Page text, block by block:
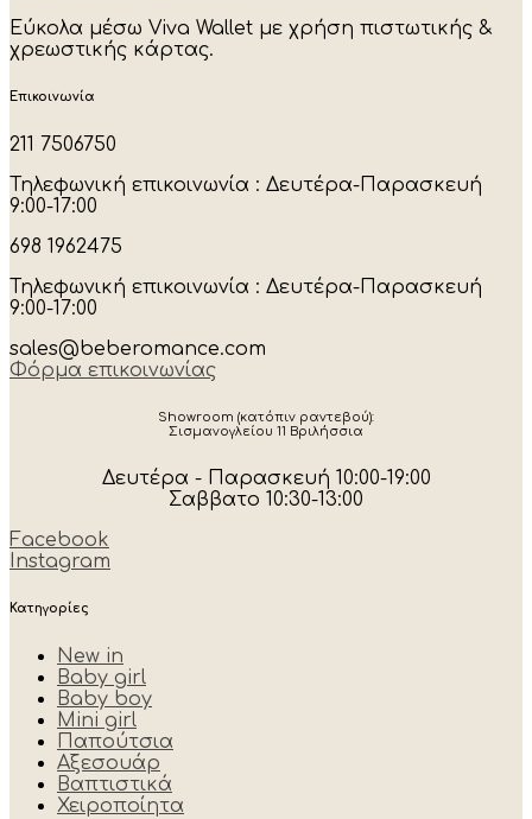
Εύκολα μέσω Viva Wallet με χρήση πιστωτικής &
χρεωστικής κάρτας.
Επικοινωνία
211 7506750
Τηλεφωνική επικοινωνία : Δευτέρα-Παρασκευή
9:00-17:00
698 1962475
Τηλεφωνική επικοινωνία : Δευτέρα-Παρασκευή
9:00-17:00
sales@beberomance.com
Φόρμα επικοινωνίας
Showroom (κατόπιν ραντεβού):
Σισμανογλείου 11 Βριλήσσια
Δευτέρα - Παρασκευή 10:00-19:00
Σαββατο 10:30-13:00
Facebook
Instagram
Κατηγορίες
New in
Baby girl
Baby boy
Mini girl
Παπούτσια
Αξεσουάρ
Βαπτιστικά
Χειροποίητα